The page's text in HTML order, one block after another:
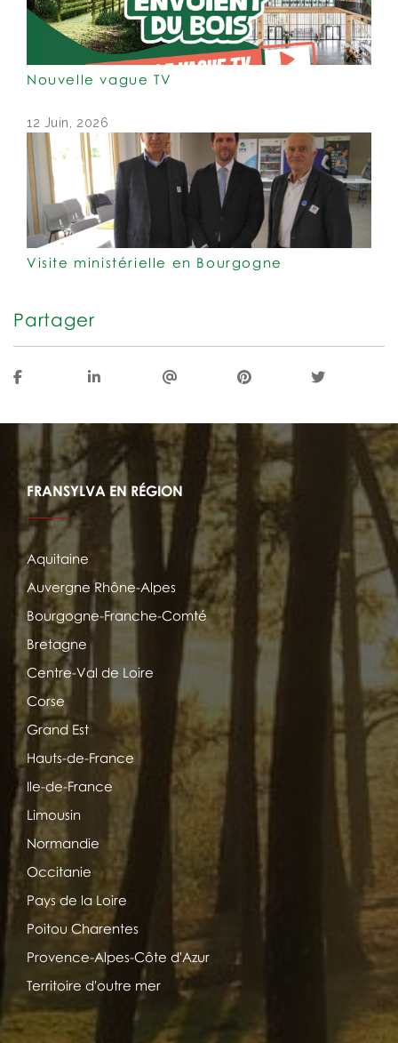
Nouvelle vague TV
12 Juin, 2026
Visite ministérielle en Bourgogne
Partager
FRANSYLVA EN RÉGION
Aquitaine
Auvergne Rhône-Alpes
Bourgogne-Franche-Comté
Bretagne
Centre-Val de Loire
Corse
Grand Est
Hauts-de-France
Ile-de-France
Limousin
Normandie
Occitanie
Pays de la Loire
Poitou Charentes
Provence-Alpes-Côte d'Azur
Territoire d'outre mer